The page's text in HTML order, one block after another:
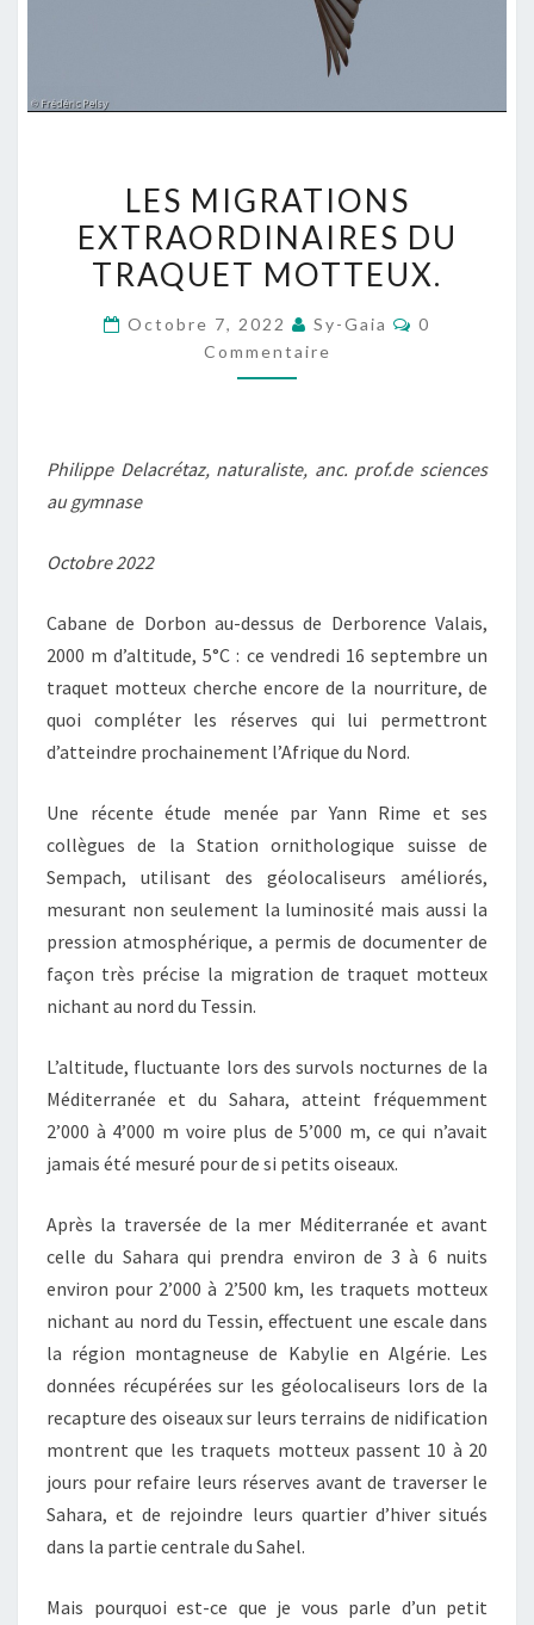
MIGRATIONS
EXTRAORDINAIRES
DU
MOTTEUX.
LES MIGRATIONS
EXTRAORDINAIRES DU
TRAQUET MOTTEUX.
Octobre 7, 2022 Sy-Gaia
0
Commentaire
Philippe Delacrétaz, naturaliste, anc. prof.de sciences
au gymnase
Octobre 2022
Cabane de Dorbon au-dessus de Derborence Valais,
2000 m d’altitude, 5°C : ce vendredi 16 septembre un
traquet motteux cherche encore de la nourriture, de
quoi compléter les réserves qui lui permettront
d’atteindre prochainement l’Afrique du Nord.
Une récente étude menée par Yann Rime et ses
collègues de la Station ornithologique suisse de
Sempach, utilisant des géolocaliseurs améliorés,
mesurant non seulement la luminosité mais aussi la
pression atmosphérique, a permis de documenter de
façon très précise la migration de traquet motteux
nichant au nord du Tessin.
L’altitude, fluctuante lors des survols nocturnes de la
Méditerranée et du Sahara, atteint fréquemment
2’000 à 4’000 m voire plus de 5’000 m, ce qui n’avait
jamais été mesuré pour de si petits oiseaux.
Après la traversée de la mer Méditerranée et avant
celle du Sahara qui prendra environ de 3 à 6 nuits
environ pour 2’000 à 2’500 km, les traquets motteux
nichant au nord du Tessin, effectuent une escale dans
la région montagneuse de Kabylie en Algérie. Les
données récupérées sur les géolocaliseurs lors de la
recapture des oiseaux sur leurs terrains de nidification
montrent que les traquets motteux passent 10 à 20
jours pour refaire leurs réserves avant de traverser le
Sahara, et de rejoindre leurs quartier d’hiver situés
dans la partie centrale du Sahel.
Mais pourquoi est-ce que je vous parle d’un petit